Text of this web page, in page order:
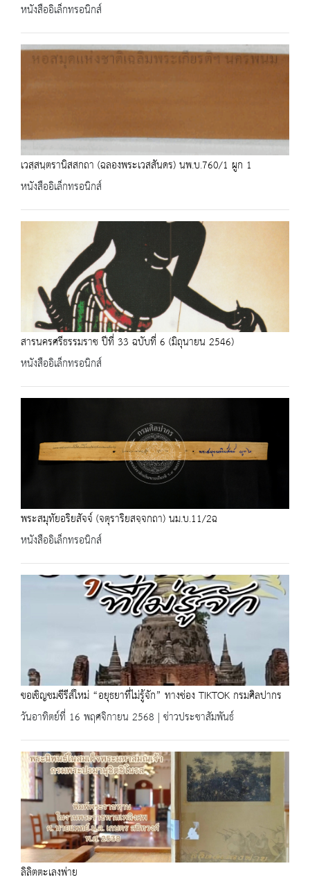
หนังสืออิเล็กทรอนิกส์
เวสฺสนฺตรานิสสกถา (ฉลองพระเวสสันดร) นพ.บ.760/1 ผูก 1
หนังสืออิเล็กทรอนิกส์
สารนครศรีธรรมราช ปีที่ 33 ฉบับที่ 6 (มิถุนายน 2546)
หนังสืออิเล็กทรอนิกส์
พระสมุทัยอริยสัจจ์ (จตุราริยสจฺจกถา) นม.บ.11/2ฉ
หนังสืออิเล็กทรอนิกส์
ขอเชิญชมซีรีส์ใหม่ “อยุธยาที่ไม่รู้จัก” ทางช่อง TIKTOK กรมศิลปากร
วันอาทิตย์ที่ 16 พฤศจิกายน 2568 | ข่าวประชาสัมพันธ์
ลิลิตตะเลงพ่าย